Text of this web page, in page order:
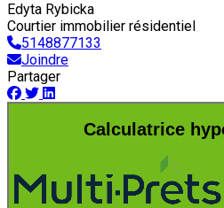
Edyta Rybicka
Courtier immobilier résidentiel
5148877133
Joindre
Partager
Calculatrice